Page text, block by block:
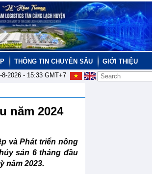
THÔNG TIN CHUYÊN SÂU
GIỚI THIỆU
2026 - 15:33GMT+7
năm 2024
và Phát triển nông
sản 6 tháng đầu
năm 2023.